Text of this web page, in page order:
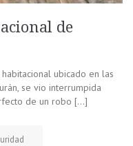
de
ubicado en las
se vio interrumpida
de un robo […]